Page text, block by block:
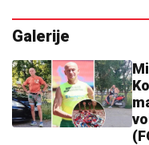
Galerije